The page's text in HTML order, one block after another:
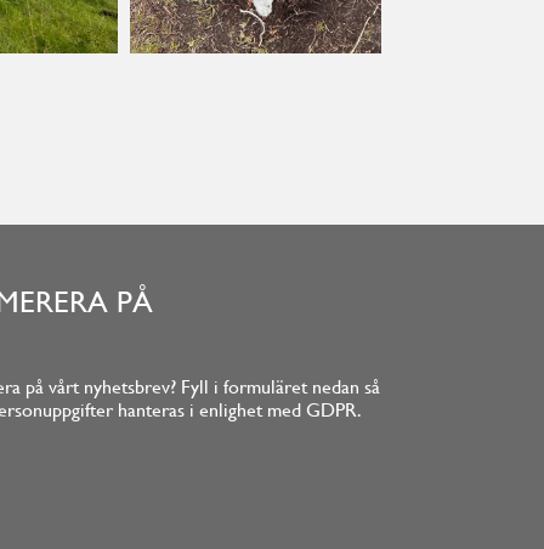
PÅ
på vårt nyhetsbrev? Fyll i formuläret nedan så
hanteras i enlighet med GDPR.